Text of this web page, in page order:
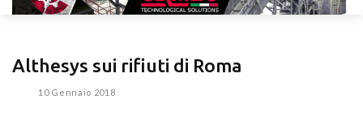
Althesys sui rifiuti di Roma
10 Gennaio 2018